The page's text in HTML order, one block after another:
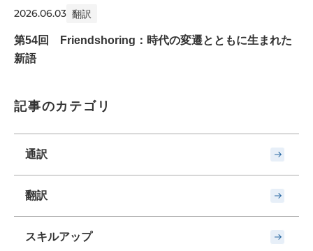
2026.06.03 翻訳
第54回 Friendshoring：時代の変遷とともに生まれた
新語
記事のカテゴリ
通訳
翻訳
スキルアップ